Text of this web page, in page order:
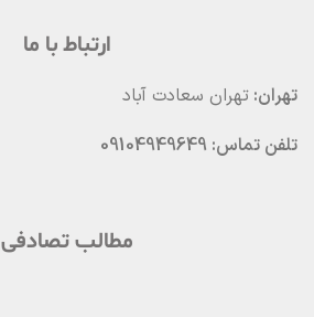
ارتباط با ما
تهران: تهران سعادت آباد
تلفن تماس: 09104949649
مطالب تصادفی